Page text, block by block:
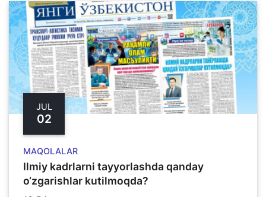
JUL
02
MAQOLALAR
Ilmiy kadrlarni tayyorlashda qanday
o‘zgarishlar kutilmoqda?